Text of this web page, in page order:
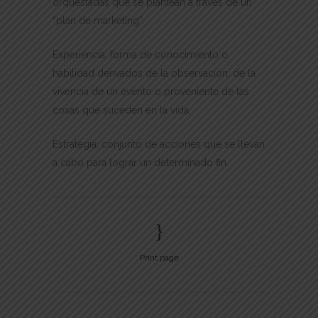
“plan de marketing”.
Experiencia: forma de conocimiento o
habilidad derivados de la observación, de la
vivencia de un evento o proveniente de las
cosas que suceden en la vida.
Estrategia: conjunto de acciones que se llevan
a cabo para lograr un determinado fin.
Print page